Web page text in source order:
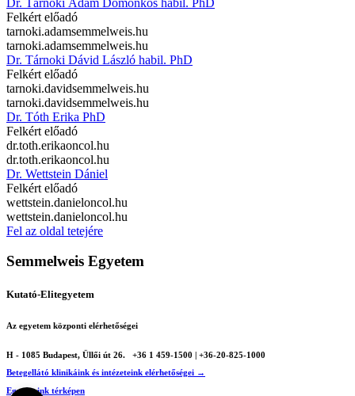
Felkért előadó
tarnoki.adamsemmelweis.hu
tarnoki.adamsemmelweis.hu
Dr. Tárnoki Dávid László habil. PhD
Felkért előadó
tarnoki.davidsemmelweis.hu
tarnoki.davidsemmelweis.hu
Dr. Tóth Erika PhD
Felkért előadó
dr.toth.erikaoncol.hu
dr.toth.erikaoncol.hu
Dr. Wettstein Dániel
Felkért előadó
wettstein.danieloncol.hu
wettstein.danieloncol.hu
Fel az oldal tetejére
Semmelweis Egyetem
Kutató-Elitegyetem
Az egyetem központi elérhetőségei
H - 1085 Budapest, Üllői út 26.
+36 1 459-1500 | +36-20-825-1000
Betegellátó klinikáink és intézeteink elérhetőségei →
Egységeink térképen